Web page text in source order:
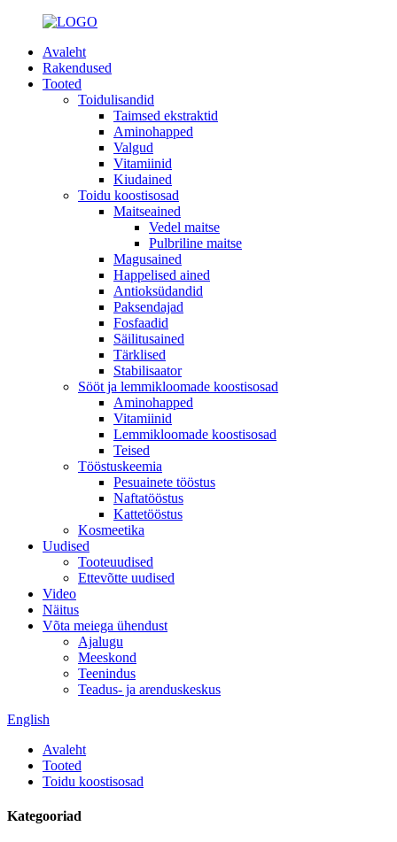
Avaleht
Rakendused
Tooted
Toidulisandid
Taimsed ekstraktid
Aminohapped
Valgud
Vitamiinid
Kiudained
Toidu koostisosad
Maitseained
Vedel maitse
Pulbriline maitse
Magusained
Happelised ained
Antioksüdandid
Paksendajad
Fosfaadid
Säilitusained
Tärklised
Stabilisaator
Sööt ja lemmikloomade koostisosad
Aminohapped
Vitamiinid
Lemmikloomade koostisosad
Teised
Tööstuskeemia
Pesuainete tööstus
Naftatööstus
Kattetööstus
Kosmeetika
Uudised
Tooteuudised
Ettevõtte uudised
Video
Näitus
Võta meiega ühendust
Ajalugu
Meeskond
Teenindus
Teadus- ja arenduskeskus
English
Avaleht
Tooted
Toidu koostisosad
Kategooriad